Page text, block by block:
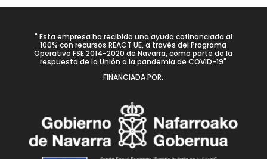
" Esta empresa ha recibido una ayuda cofinanciada al
100% con recursos REACT UE, a través del Programa
Operativo FSE 2014-2020 de Navarra, como parte de la
respuesta de la Unión a la pandemia de COVID-19"
FINANCIADA POR: